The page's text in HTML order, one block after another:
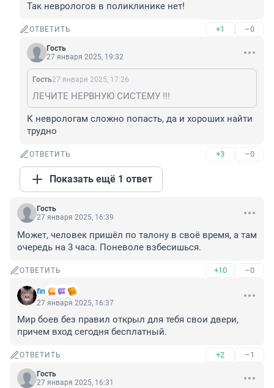
Так неврологов в поликлинике нет!
ОТВЕТИТЬ +1 –0
Гость
27 января 2025, 19:32
Гость27 января 2025, 17:26
ЛЕЧИТЕ НЕРВНУЮ СИСТЕМУ !!!
К неврологам сложно попасть, да и хороших найти
трудно
ОТВЕТИТЬ +3 –0
Показать ещё 1 ответ
Гость
27 января 2025, 16:39
Может, человек пришёл по талону в своё время, а там
очередь на 3 часа. Поневоле взбесишься.
ОТВЕТИТЬ +10 –0
fin
27 января 2025, 16:37
Мир боев без правил открыл для тебя свои двери,
причем вход сегодня бесплатный.
ОТВЕТИТЬ +2 –1
Гость
27 января 2025, 16:31